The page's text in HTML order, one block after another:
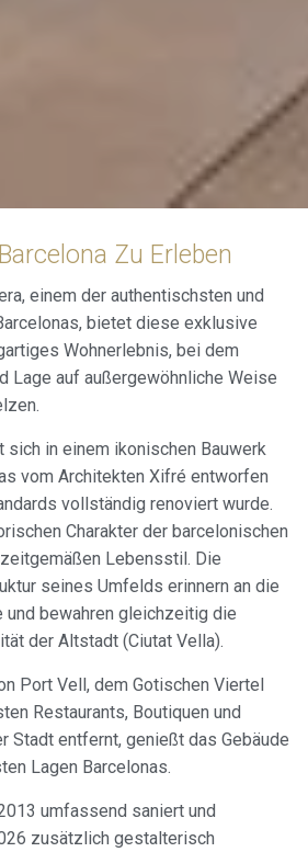
Zu Erleben
einem der authentischsten und
bietet diese exklusive
Wohnerlebnis, bei dem
Lage auf außergewöhnliche Weise
sich in einem ikonischen Bauwerk
vom Architekten Xifré entworfen
vollständig renoviert wurde.
Charakter der barcelonischen
Lebensstil. Die
seines Umfelds erinnern an die
und bewahren gleichzeitig die
der Altstadt (Ciutat Vella).
Port Vell, dem Gotischen Viertel
Restaurants, Boutiquen und
Stadt entfernt, genießt das Gebäude
Lagen Barcelonas.
umfassend saniert und
zusätzlich gestalterisch